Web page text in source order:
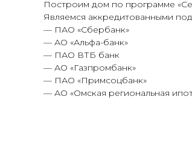
Построим дом по программе
Являемся аккредитованными
— ПАО «Сбербанк»
— АО «Альфа-банк»
— ПАО ВТБ банк
— АО «Газпромбанк»
— ПАО «Примсоцбанк»
— АО «Омская региональная